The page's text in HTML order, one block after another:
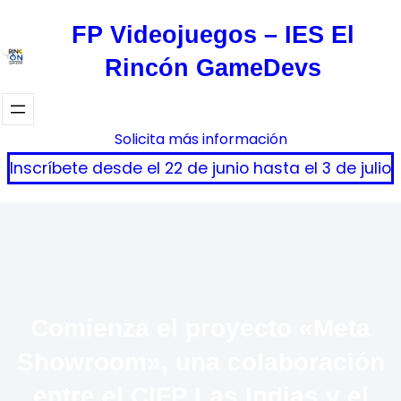
contenido
FP Videojuegos – IES El
Rincón GameDevs
Solicita más información
Inscríbete desde el 22 de junio hasta el 3 de julio